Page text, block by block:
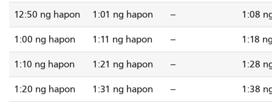
12:50 ng hapon 1:01 ng hapon -- 1:08
1:00 ng hapon 1:11 ng hapon -- 1:18
1:10 ng hapon 1:21 ng hapon -- 1:28
1:20 ng hapon 1:31 ng hapon -- 1:38